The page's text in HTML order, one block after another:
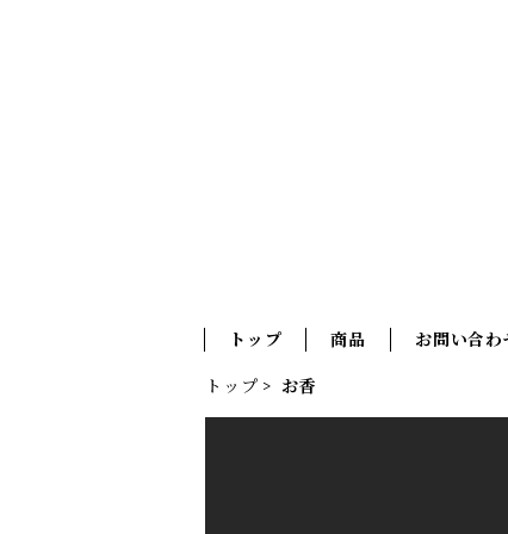
トップ 商品 お問い合わ
トップ お香